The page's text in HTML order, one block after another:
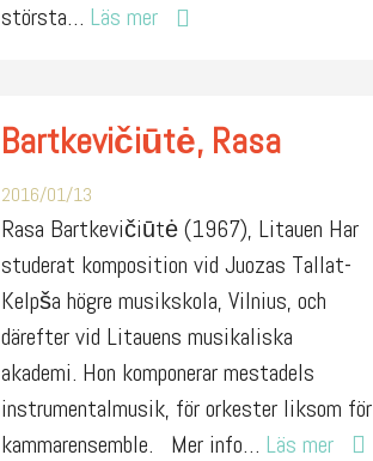
största… Läs mer
Bartkevičiūtė, Rasa
2016/01/13
Rasa Bartkevičiūtė (1967), Litauen Har
studerat komposition vid Juozas Tallat-
Kelpša högre musikskola, Vilnius, och
därefter vid Litauens musikaliska
akademi. Hon komponerar mestadels
instrumentalmusik, för orkester liksom för
kammarensemble. Mer info… Läs mer